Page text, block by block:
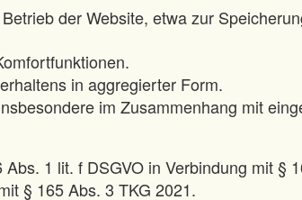
der Website, etwa zur
in aggregierter Form.
im Zusammenhang mit
1 lit. f DSGVO in Verbindung mit §
§ 165 Abs. 3 TKG 2021.